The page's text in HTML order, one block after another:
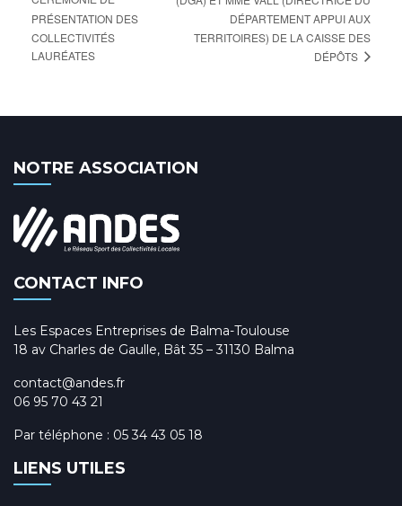
PRÉSENTATION DES
COLLECTIVITÉS
LAURÉATES
DÉPARTEMENT APPUI AUX
TERRITOIRES) DE LA CAISSE DES
DÉPÔTS
NOTRE ASSOCIATION
CONTACT INFO
Les Espaces Entreprises de Balma-Toulouse
18 av Charles de Gaulle, Bât 35 – 31130 Balma
contact@andes.fr
06 95 70 43 21
Par téléphone : 05 34 43 05 18
LIENS UTILES